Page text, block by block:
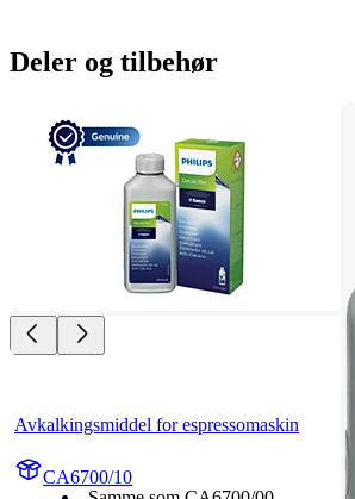
Deler og tilbehør
Avkalkingsmiddel for espressomaskin
CA6700/10